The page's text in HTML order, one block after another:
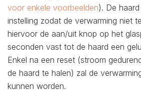
voor enkele voorbeelden). De
instelling zodat de verwarming niet
hiervoor de aan/uit knop op het
seconden vast tot de haard een
Enkel na een reset (stroom
de haard te halen) zal de
kunnen worden.